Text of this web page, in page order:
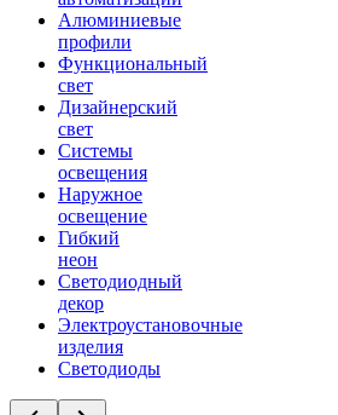
Алюминиевые
профили
Функциональный
свет
Дизайнерский
свет
Системы
освещения
Наружное
освещение
Гибкий
неон
Светодиодный
декор
Электроустановочные
изделия
Светодиоды